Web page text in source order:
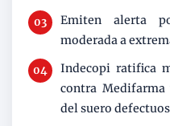
Emiten alerta
moderada a
Indecopi ratifica
contra
del suero